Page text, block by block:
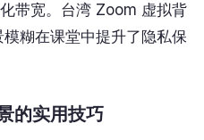
带宽。台湾 Zoom 虚拟背
糊在课堂中提升了隐私保
的实用技巧